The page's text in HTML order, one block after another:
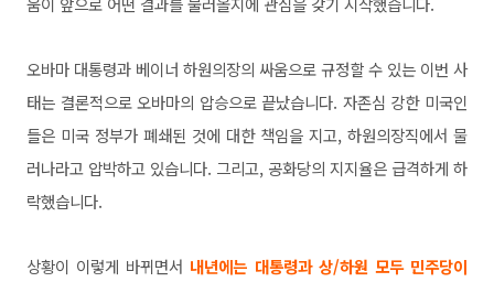
오바마 대통령과 베이너 하원의장의 싸움으로 규정할 수 있는 이번 사
태는 결론적으로 오바마의 압승으로 끝났습니다. 자존심 강한 미국인
들은 미국 정부가 폐쇄된 것에 대한 책임을 지고, 하원의장직에서 물
러나라고 압박하고 있습니다. 그리고, 공화당의 지지율은 급격하게 하
락했습니다.
상황이 이렇게 바뀌면서 내년에는 대통령과 상/하원 모두 민주당이